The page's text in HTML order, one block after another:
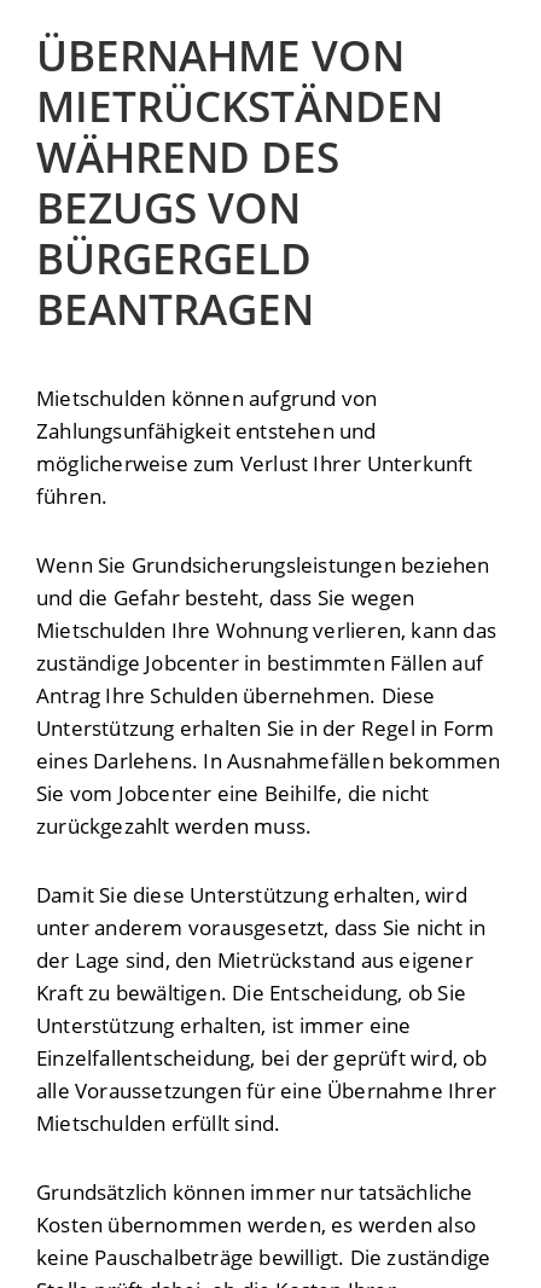
ÜBERNAHME VON
MIETRÜCKSTÄNDEN
WÄHREND DES
BEZUGS VON
BÜRGERGELD
BEANTRAGEN
Mietschulden können aufgrund von
Zahlungsunfähigkeit entstehen und
möglicherweise zum Verlust Ihrer Unterkunft
führen.
Wenn Sie Grundsicherungsleistungen beziehen
und die Gefahr besteht, dass Sie wegen
Mietschulden Ihre Wohnung verlieren, kann das
zuständige Jobcenter in bestimmten Fällen auf
Antrag Ihre Schulden übernehmen. Diese
Unterstützung erhalten Sie in der Regel in Form
eines Darlehens. In Ausnahmefällen bekommen
Sie vom Jobcenter eine Beihilfe, die nicht
zurückgezahlt werden muss.
Damit Sie diese Unterstützung erhalten, wird
unter anderem vorausgesetzt, dass Sie nicht in
der Lage sind, den Mietrückstand aus eigener
Kraft zu bewältigen. Die Entscheidung, ob Sie
Unterstützung erhalten, ist immer eine
Einzelfallentscheidung, bei der geprüft wird, ob
alle Voraussetzungen für eine Übernahme Ihrer
Mietschulden erfüllt sind.
Grundsätzlich können immer nur tatsächliche
Kosten übernommen werden, es werden also
keine Pauschalbeträge bewilligt. Die zuständige